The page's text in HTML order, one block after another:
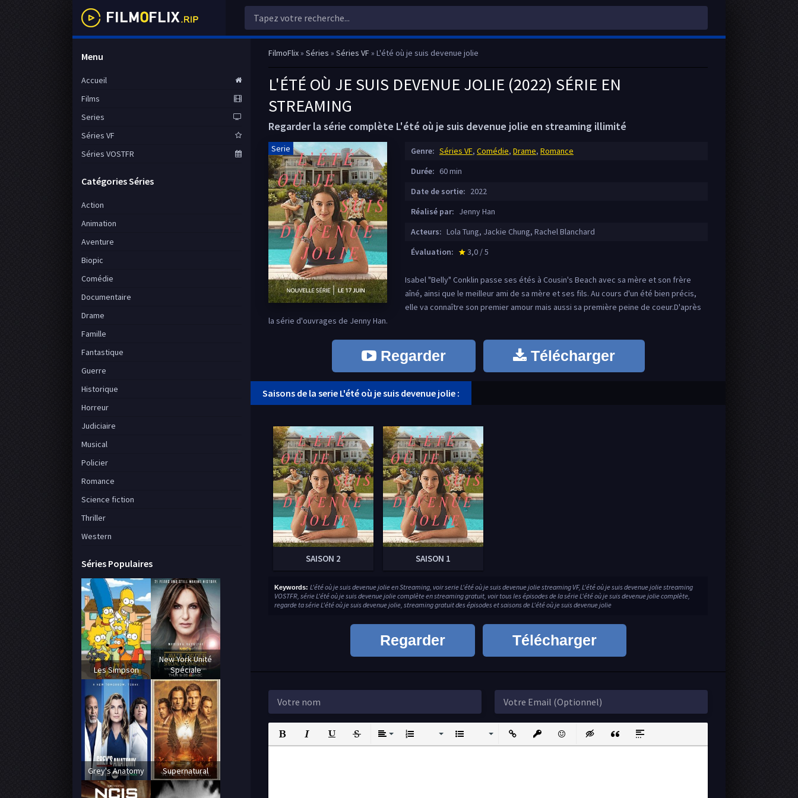
FilmoFlix» Séries » Séries VF » L'été où je suis devenue jolie
L'ÉTÉ OÙ JE SUIS DEVENUE JOLIE (2022) SÉRIE EN
STREAMING
Regarder la série complète L'été où je suis devenue jolie en streaming illimité
Serie Genre: Séries VF, Comédie, Drame, Romance
Durée: 60 min
Date de sortie: 2022
Réalisé par: Jenny Han
Acteurs: Lola Tung, Jackie Chung, Rachel Blanchard
Évaluation:
star_rate
3,0 / 5
Isabel "Belly" Conklin passe ses étés à Cousin's Beach avec sa mère et son frère
aîné, ainsi que le meilleur ami de sa mère et ses fils. Au cours d'un été bien précis,
elle va connaître son premier amour mais aussi sa première peine de coeur.D'après
la série d'ouvrages de Jenny Han.
Regarder Télécharger
Saisons de la serie L'été où je suis devenue jolie :
SAISON 2 SAISON 1
Keywords: L'été où je suis devenue jolie en Streaming, voir serie L'été où je suis devenue jolie streaming VF, L'été où je suis devenue jolie streaming
VOSTFR, série L'été où je suis devenue jolie complète en streaming gratuit, voir tous les épisodes de la série L'été où je suis devenue jolie complète,
regarde ta série L'été où je suis devenue jolie, streaming gratuit des épisodes et saisons de L'été où je suis devenue jolie
Regarder Télécharger
Bold Italic UnderlineStrikethrough
AlignOrdered List Unordered ListInsert LinkInsert protected link
EmoticonsInsert hidden text
Insert QuoteInsert spoiler
Menu
Accueil
Films
Series
Séries VF
Séries VOSTFR
Catégories Séries
Action
Animation
Aventure
Biopic
Comédie
Documentaire
Drame
Famille
Fantastique
Guerre
Historique
Horreur
Judiciaire
Musical
Policier
Romance
Science fiction
Thriller
Western
Séries Populaires
Les Simpson
New York Unité
Spéciale
Grey's Anatomy Supernatural